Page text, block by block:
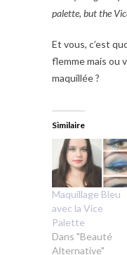
palette, but the
Et vous, c’est
flemme mais ou
maquillée ?
Similaire
Maquillage Bleu
avec la Vice
Palette
Dans "Beauté
Alternative"